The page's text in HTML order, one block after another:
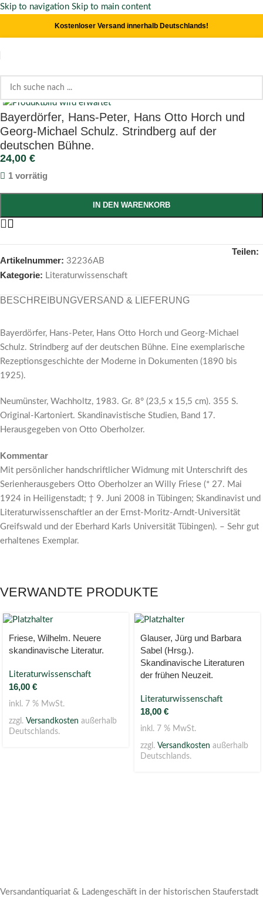
Skip to navigation Skip to main content
Kostenloser Versand innerhalb Deutschlands!
Start/ Literaturwissenschaft
Click to enlarge
Bayerdörfer, Hans-Peter, Hans Otto Horch und
Georg-Michael Schulz. Strindberg auf der
deutschen Bühne.
24,00 €
1 vorrätig
IN DEN WARENKORB
Artikelnummer: 32236AB
Kategorie: Literaturwissenschaft
Teilen:
BESCHREIBUNGVERSAND & LIEFERUNG
Bayerdörfer, Hans-Peter, Hans Otto Horch und Georg-Michael
Schulz. Strindberg auf der deutschen Bühne. Eine exemplarische
Rezeptionsgeschichte der Moderne in Dokumenten (1890 bis
1925).
Neumünster, Wachholtz, 1983. Gr. 8° (23,5 x 15,5 cm). 355 S.
Original-Kartoniert. Skandinavistische Studien, Band 17.
Herausgegeben von Otto Oberholzer.
Kommentar
Mit persönlicher handschriftlicher Widmung mit Unterschrift des
Serienherausgebers Otto Oberholzer an Willy Friese (* 27. Mai
1924 in Heiligenstadt; † 9. Juni 2008 in Tübingen; Skandinavist und
Literaturwissenschaftler an der Ernst-Moritz-Arndt-Universität
Greifswald und der Eberhard Karls Universität Tübingen). – Sehr gut
erhaltenes Exemplar.
VERWANDTE PRODUKTE
Friese, Wilhelm. Neuere
skandinavische Literatur.
Literaturwissenschaft
16,00 €
inkl. 7 % MwSt.
zzgl. Versandkosten außerhalb
Deutschlands.
Glauser, Jürg und Barbara
Sabel (Hrsg.).
Skandinavische Literaturen
der frühen Neuzeit.
Literaturwissenschaft
18,00 €
inkl. 7 % MwSt.
zzgl. Versandkosten außerhalb
Deutschlands.
Versandantiquariat & Ladengeschäft in der historischen Stauferstadt